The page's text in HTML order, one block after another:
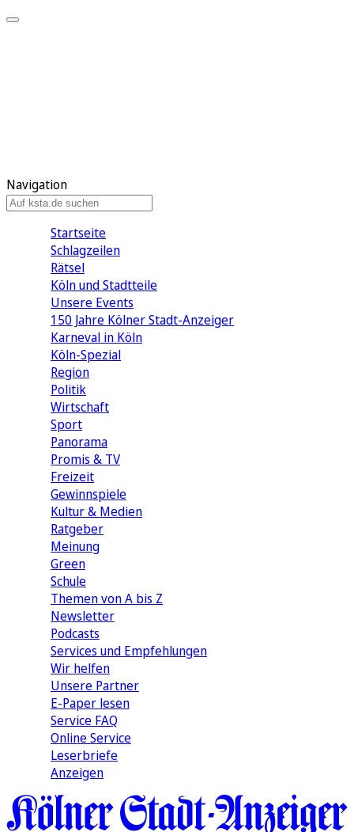
Navigation
Startseite
Schlagzeilen
Rätsel
Köln und Stadtteile
Unsere Events
150 Jahre Kölner Stadt-Anzeiger
Karneval in Köln
Köln-Spezial
Region
Politik
Wirtschaft
Sport
Panorama
Promis & TV
Freizeit
Gewinnspiele
Kultur & Medien
Ratgeber
Meinung
Green
Schule
Themen von A bis Z
Newsletter
Podcasts
Services und Empfehlungen
Wir helfen
Unsere Partner
E-Paper lesen
Service FAQ
Online Service
Leserbriefe
Anzeigen